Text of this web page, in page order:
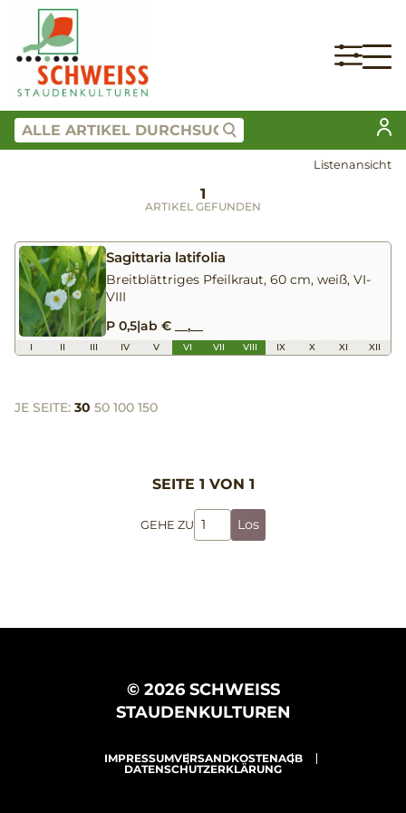
Listenansicht
1
ARTIKEL GEFUNDEN
Sagittaria latifolia
Breitblättriges Pfeilkraut, 60 cm, weiß, VI-
VIII
P 0,5|ab € __,__
I II III IV V VI VII VIII IX X XI XII
JE SEITE: 30 50 100 150
SEITE 1 VON 1
GEHE ZU Los
© 2026 SCHWEISS
STAUDENKULTUREN
IMPRESSUMVERSANDKOSTENAGB
DATENSCHUTZERKLÄRUNG